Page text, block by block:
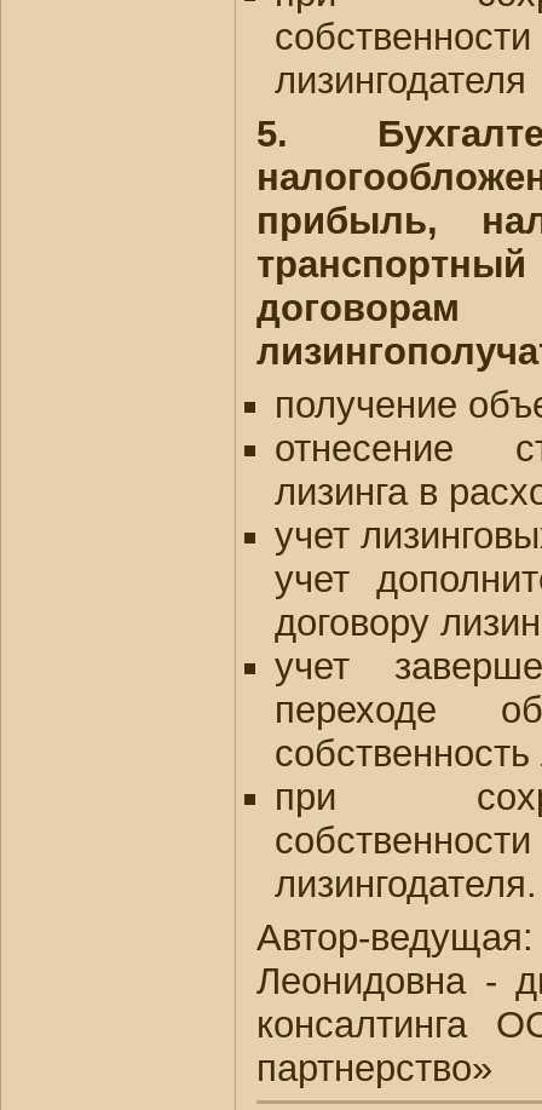
лизингодателя
5.
прибыль,
получение
отнесение
лизинга в
учет
учет
договору
учет
переходе
при
лизингодателя.
Автор-
Леонидовна -
консалтинга
партнерство»